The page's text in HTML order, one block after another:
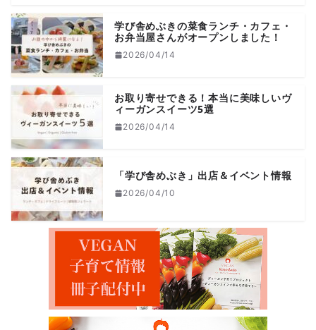
学び舎めぶきの菜食ランチ・カフェ・
お弁当屋さんがオープンしました！
2026/04/14
お取り寄せできる！本当に美味しいヴ
ィーガンスイーツ5選
2026/04/14
「学び舎めぶき」出店＆イベント情報
2026/04/10